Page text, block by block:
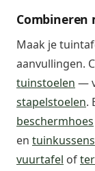
Combineren
Maak je
aanvullingen.
tuinstoelen —
stapelstoelen.
beschermhoes
en tuinkussens
vuurtafel of